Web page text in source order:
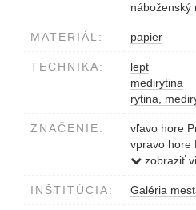
náboženský
MATERIÁL: papier
TECHNIKA:
lept
medirytina
rytina,
ZNAČENIE:
vľavo hore
vpravo hore
vpravo hore
zobraziť
INŠTITÚCIA: Galéria